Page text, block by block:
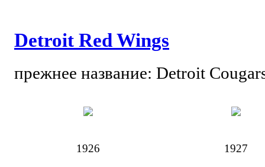
Detroit Red Wings
прежнее название: Detroit
1926 1927